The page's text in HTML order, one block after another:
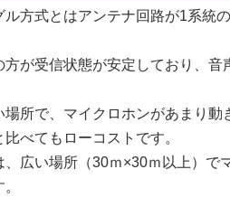
ル方式とはアンテナ回路が1系統
が受信状態が安定しており、音
所で、マイクロホンがあまり動
べてもローコストです。
、広い場所（30ｍ×30ｍ以上）